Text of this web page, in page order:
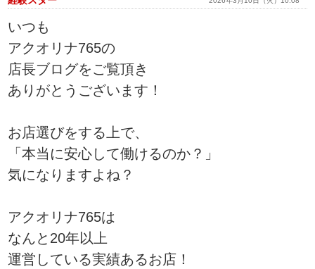
いつも
アクオリナ765の
店長ブログをご覧頂き
ありがとうございます！
お店選びをする上で、
「本当に安心して働けるのか？」
気になりますよね？
アクオリナ765は
なんと20年以上
運営している実績あるお店！